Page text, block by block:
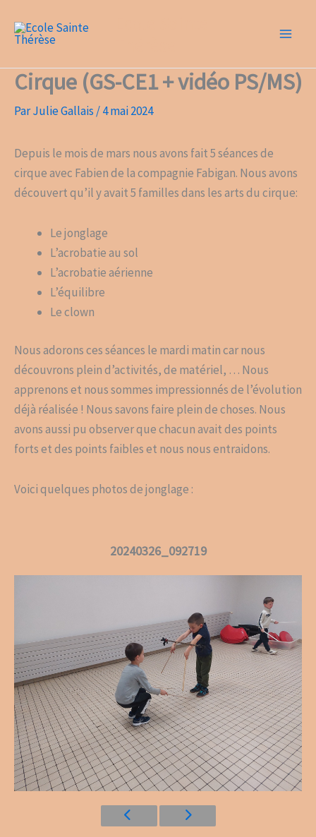
contenu
Cirque (GS-CE1 + vidéo PS/MS)
ParJulie Gallais /4 mai 2024
Depuis le mois de mars nous avons fait 5 séances de
cirque avec Fabien de la compagnie Fabigan. Nous avons
découvert qu’il y avait 5 familles dans les arts du cirque:
Le jonglage
L’acrobatie au sol
L’acrobatie aérienne
L’équilibre
Le clown
Nous adorons ces séances le mardi matin car nous
découvrons plein d’activités, de matériel, … Nous
apprenons et nous sommes impressionnés de l’évolution
déjà réalisée ! Nous savons faire plein de choses. Nous
avons aussi pu observer que chacun avait des points
forts et des points faibles et nous nous entraidons.
Voici quelques photos de jonglage :
20240326_092719